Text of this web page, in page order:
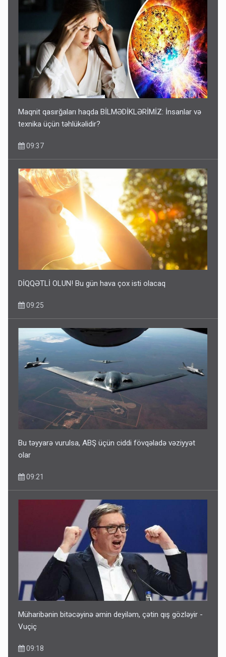
Maqnit qasırğaları haqda BİLMƏDİKLƏRİMİZ: İnsanlar və
texnika üçün təhlükəlidir?
09:37
DİQQƏTLİ OLUN! Bu gün hava çox isti olacaq
09:25
Bu təyyarə vurulsa, ABŞ üçün ciddi fövqəladə vəziyyət
olar
09:21
Müharibənin bitəcəyinə əmin deyiləm, çətin qış gözləyir -
Vuçiç
09:18